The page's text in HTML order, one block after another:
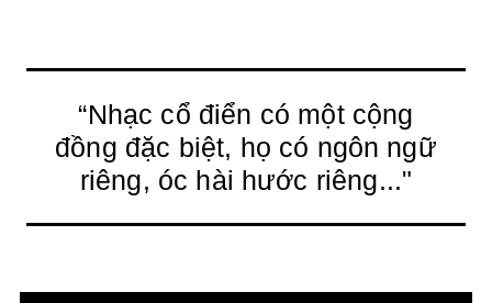
“Nhạc cổ điển có một cộng
đồng đặc biệt, họ có ngôn ngữ
riêng, óc hài hước riêng..."